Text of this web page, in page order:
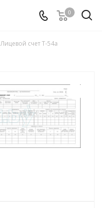
0
Лицевой счет Т-54а